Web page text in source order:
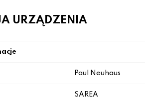
URZĄDZENIA
Paul Neuhaus
SAREA